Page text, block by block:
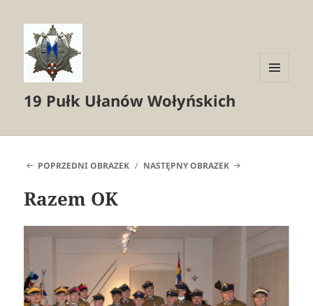
19 Pułk Ułanów Wołyńskich
POPRZEDNI OBRAZEK NASTĘPNY OBRAZEK
Razem OK